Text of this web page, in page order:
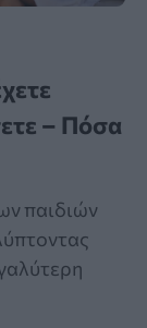
– Πόσα
παιδιών